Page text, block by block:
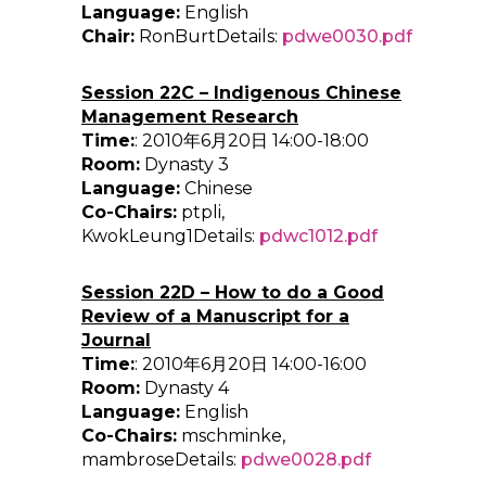
Language: English
Chair: RonBurtDetails: pdwe0030.pdf
Session 22C – Indigenous Chinese
Management Research
Time:: 2010年6月20日 14:00-18:00
Room: Dynasty 3
Language: Chinese
Co-Chairs: ptpli,
KwokLeung1Details: pdwc1012.pdf
Session 22D – How to do a Good
Review of a Manuscript for a
Journal
Time:: 2010年6月20日 14:00-16:00
Room: Dynasty 4
Language: English
Co-Chairs: mschminke,
mambroseDetails: pdwe0028.pdf